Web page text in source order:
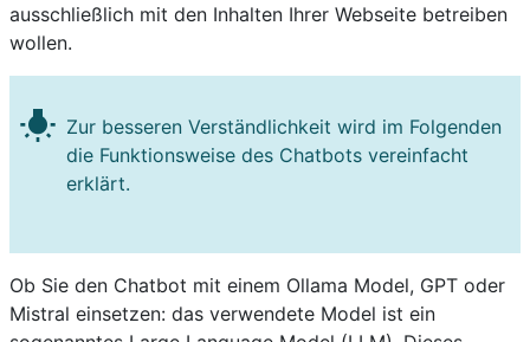
ausschließlich mit den Inhalten Ihrer Webseite betreiben
wollen.
wb_incandescent Zur besseren Verständlichkeit wird im Folgenden
die Funktionsweise des Chatbots vereinfacht
erklärt.
Ob Sie den Chatbot mit einem Ollama Model, GPT oder
Mistral einsetzen: das verwendete Model ist ein